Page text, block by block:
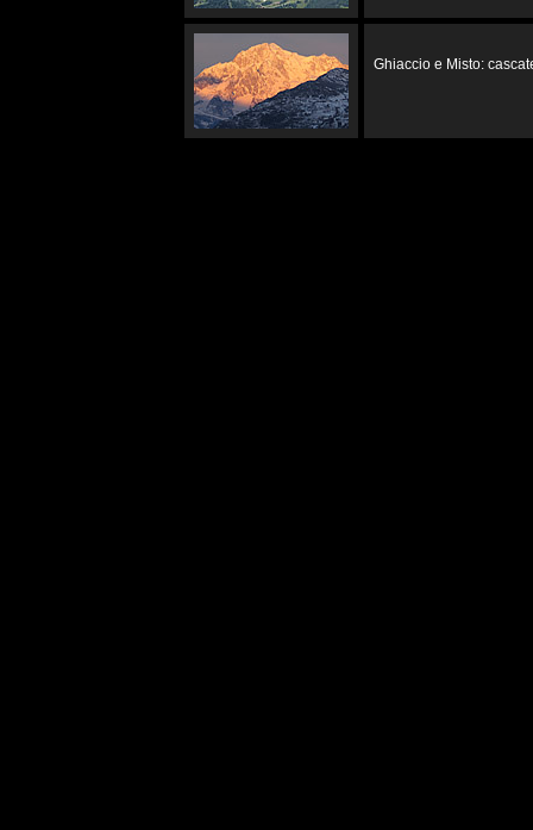
Ghiaccio e Misto: